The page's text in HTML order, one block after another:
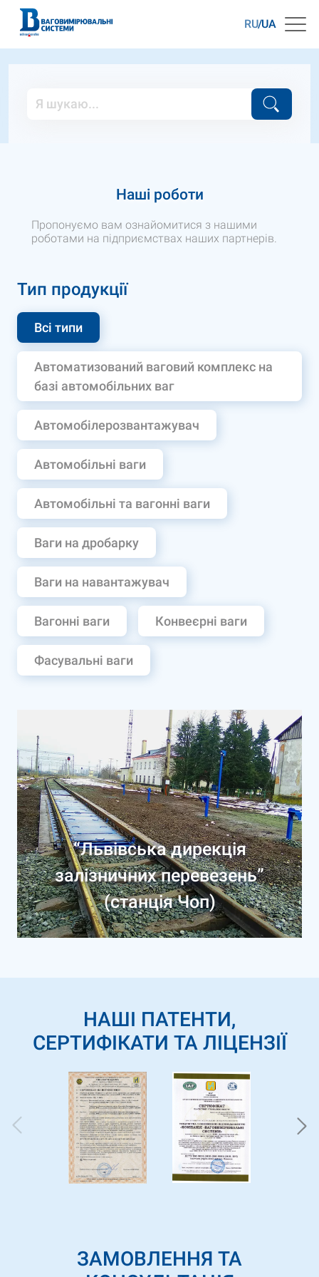
RU UA
Наші роботи
Пропонуємо вам ознайомитися з нашими
роботами на підприємствах наших партнерів.
Тип продукції
Всі типи
Автоматизований ваговий комплекс на
базі автомобільних ваг
Автомобілерозвантажувач
Автомобільні ваги
Автомобільні та вагонні ваги
Ваги на дробарку
Ваги на навантажувач
Вагонні ваги Конвеєрні ваги
Фасувальні ваги
“Львівська дирекція
залізничних перевезень”
(станція Чоп)
НАШІ ПАТЕНТИ,
СЕРТИФІКАТИ ТА ЛІЦЕНЗІЇ
ЗАМОВЛЕННЯ ТА